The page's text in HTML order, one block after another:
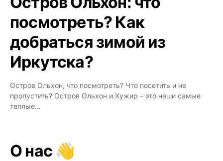
посмотреть? Как
добраться зимой из
Иркутска?
Остров Ольхон, что посмотреть? Что посетить и не
пропустить? Остров Ольхон и Хужир – это наши самые
теплые…
О нас 👋